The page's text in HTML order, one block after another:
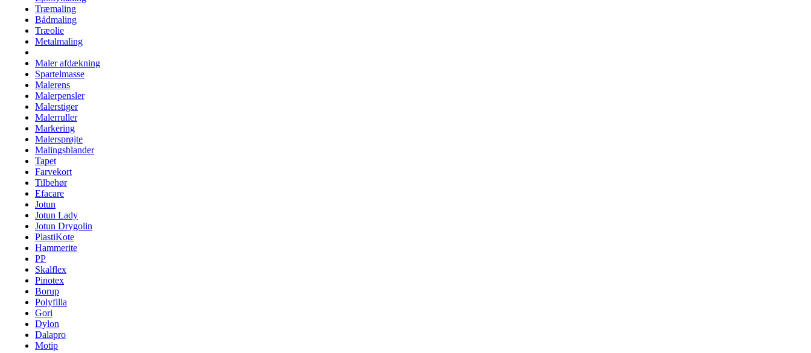
Træmaling
Bådmaling
Træolie
Metalmaling
Maler afdækning
Spartelmasse
Malerens
Malerpensler
Malerstiger
Malerruller
Markering
Malersprøjte
Malingsblander
Tapet
Farvekort
Tilbehør
Efacare
Jotun
Jotun Lady
Jotun Drygolin
PlastiKote
Hammerite
PP
Skalflex
Pinotex
Borup
Polyfilla
Gori
Dylon
Dalapro
Motip